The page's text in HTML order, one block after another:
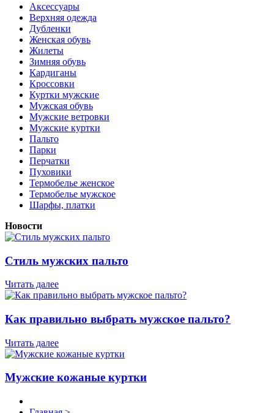
Аксессуары
Верхняя одежда
Дубленки
Женская обувь
Жилеты
Зимняя обувь
Кардиганы
Кроссовки
Куртки мужские
Мужская обувь
Мужские ветровки
Мужские куртки
Пальто
Парки
Перчатки
Пуховики
Термобелье женское
Термобелье мужское
Шарфы, платки
Новости
Стиль мужских пальто
Читать далее
Как правильно выбрать мужское пальто?
Читать далее
Мужские кожаные куртки